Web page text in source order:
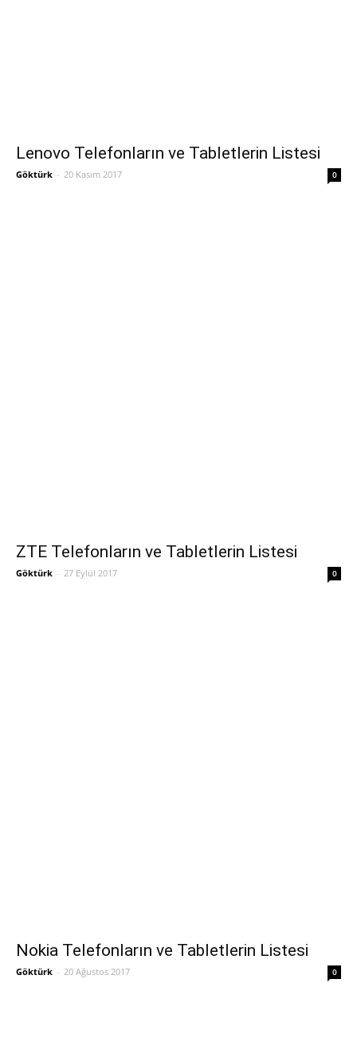
Lenovo Telefonların ve Tabletlerin Listesi
Göktürk - 20 Kasım 2017 0
ZTE Telefonların ve Tabletlerin Listesi
Göktürk - 27 Eylül 2017 0
Nokia Telefonların ve Tabletlerin Listesi
Göktürk - 20 Ağustos 2017 0